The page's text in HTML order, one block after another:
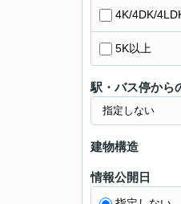
4K/4DK/
5K以上
駅・バス停から
建物構造
情報公開日